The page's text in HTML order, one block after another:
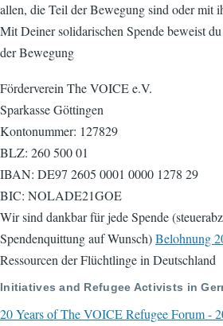
allen, die Teil der Bewegung sind oder mit
Mit Deiner solidarischen Spende beweist
der Bewegung
Förderverein The VOICE e.V.
Sparkasse Göttingen
Kontonummer: 127829
BLZ: 260 500 01
IBAN: DE97 2605 0001 0000 1278 29
BIC: NOLADE21GOE
Wir sind dankbar für jede Spende
Spendenquittung auf Wunsch)Belohnung
Ressourcen der Flüchtlinge in Deutschland
Initiatives and Refugee Activists in
20 Years of The VOICE Refugee Forum -